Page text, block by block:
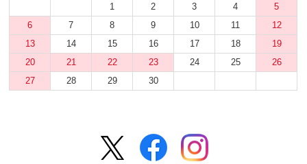
1 2 3 4
5
6
7 8 9 10 11
12
13
14 15 16 17 18
19
20
21 22 23 24 25
26
27
28 29 30